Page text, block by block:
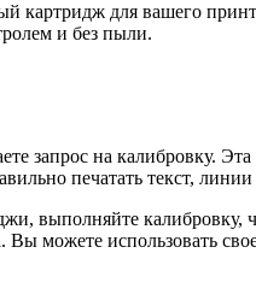
картридж для вашего
и без пыли.
запрос на калибровку.
печатать текст,
выполняйте
можете использовать